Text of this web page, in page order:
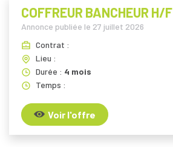
COFFREUR BANCHEUR H/F
Annonce publiée le 27 juillet 2026
Contrat :
Lieu :
Durée : 4 mois
Temps :
Voir l'offre